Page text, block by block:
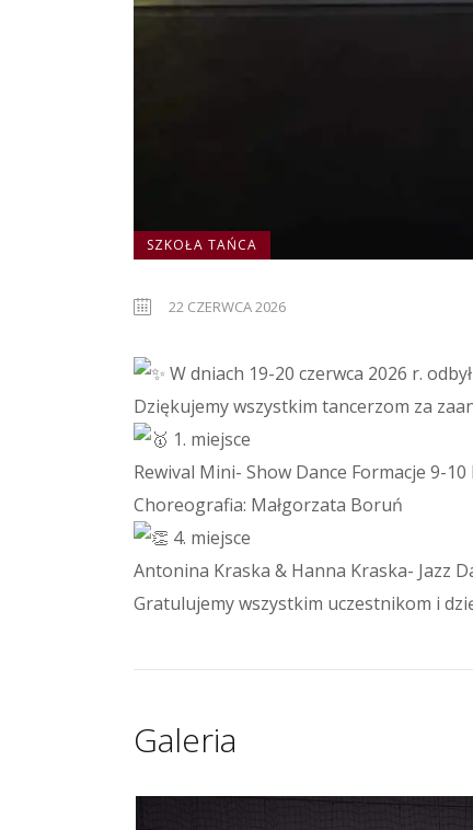
SZKOŁA TAŃCA
22 CZERWCA 2026
W dniach 19-20 czerwca 2026 r.
Dziękujemy wszystkim tancerzom za
1. miejsce
Rewival Mini- Show Dance Formacje 9-
Choreografia: Małgorzata Boruń
4. miejsce
Antonina Kraska & Hanna Kraska- Jazz
Gratulujemy wszystkim uczestnikom i
Galeria